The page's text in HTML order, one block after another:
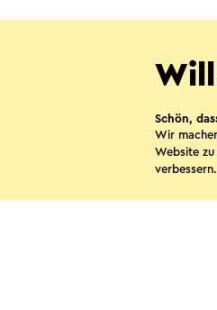
Schön,
Wir
Website zu
verbessern.